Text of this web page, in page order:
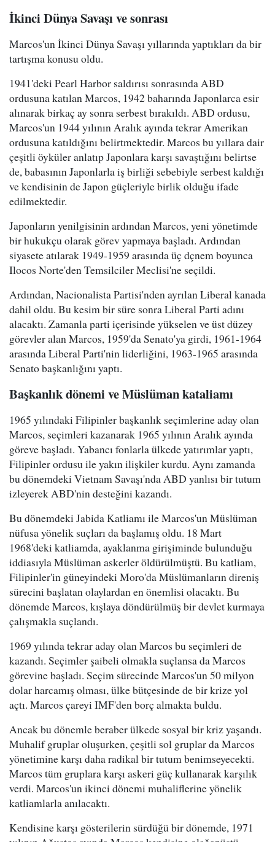
İkinci Dünya Savaşı ve sonrası
Marcos'un İkinci Dünya Savaşı yıllarında yaptıkları da bir
tartışma konusu oldu.
1941'deki Pearl Harbor saldırısı sonrasında ABD
ordusuna katılan Marcos, 1942 baharında Japonlarca esir
alınarak birkaç ay sonra serbest bırakıldı. ABD ordusu,
Marcos'un 1944 yılının Aralık ayında tekrar Amerikan
ordusuna katıldığını belirtmektedir. Marcos bu yıllara dair
çeşitli öyküler anlatıp Japonlara karşı savaştığını belirtse
de, babasının Japonlarla iş birliği sebebiyle serbest kaldığı
ve kendisinin de Japon güçleriyle birlik olduğu ifade
edilmektedir.
Japonların yenilgisinin ardından Marcos, yeni yönetimde
bir hukukçu olarak görev yapmaya başladı. Ardından
siyasete atılarak 1949-1959 arasında üç dçnem boyunca
Ilocos Norte'den Temsilciler Meclisi'ne seçildi.
Ardından, Nacionalista Partisi'nden ayrılan Liberal kanada
dahil oldu. Bu kesim bir süre sonra Liberal Parti adını
alacaktı. Zamanla parti içerisinde yükselen ve üst düzey
görevler alan Marcos, 1959'da Senato'ya girdi, 1961-1964
arasında Liberal Parti'nin liderliğini, 1963-1965 arasında
Senato başkanlığını yaptı.
Başkanlık dönemi ve Müslüman kataliamı
1965 yılındaki Filipinler başkanlık seçimlerine aday olan
Marcos, seçimleri kazanarak 1965 yılının Aralık ayında
göreve başladı. Yabancı fonlarla ülkede yatırımlar yaptı,
Filipinler ordusu ile yakın ilişkiler kurdu. Aynı zamanda
bu dönemdeki Vietnam Savaşı'nda ABD yanlısı bir tutum
izleyerek ABD'nin desteğini kazandı.
Bu dönemdeki Jabida Katliamı ile Marcos'un Müslüman
nüfusa yönelik suçları da başlamış oldu. 18 Mart
1968'deki katliamda, ayaklanma girişiminde bulunduğu
iddiasıyla Müslüman askerler öldürülmüştü. Bu katliam,
Filipinler'in güneyindeki Moro'da Müslümanların direniş
sürecini başlatan olaylardan en önemlisi olacaktı. Bu
dönemde Marcos, kışlaya döndürülmüş bir devlet kurmaya
çalışmakla suçlandı.
1969 yılında tekrar aday olan Marcos bu seçimleri de
kazandı. Seçimler şaibeli olmakla suçlansa da Marcos
görevine başladı. Seçim sürecinde Marcos'un 50 milyon
dolar harcamış olması, ülke bütçesinde de bir krize yol
açtı. Marcos çareyi IMF'den borç almakta buldu.
Ancak bu dönemle beraber ülkede sosyal bir kriz yaşandı.
Muhalif gruplar oluşurken, çeşitli sol gruplar da Marcos
yönetimine karşı daha radikal bir tutum benimseyecekti.
Marcos tüm gruplara karşı askeri güç kullanarak karşılık
verdi. Marcos'un ikinci dönemi muhaliflerine yönelik
katliamlarla anılacaktı.
Kendisine karşı gösterilerin sürdüğü bir dönemde, 1971